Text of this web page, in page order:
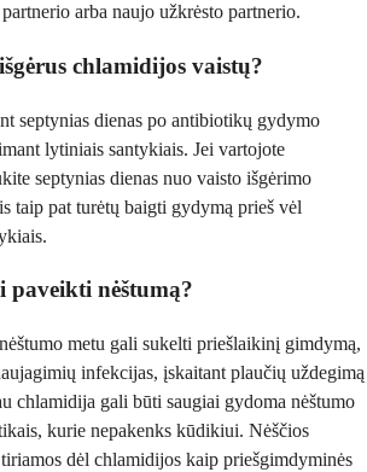
arba naujo užkrėsto partnerio.
chlamidijos vaistų?
septynias dienas po antibiotikų gydymo
lytiniais santykiais. Jei vartojote
septynias dienas nuo vaisto išgėrimo
taip pat turėtų baigti gydymą prieš vėl
nėštumą?
metu gali sukelti priešlaikinį gimdymą,
infekcijas, įskaitant plaučių uždegimą
chlamidija gali būti saugiai gydoma nėštumo
kurie nepakenks kūdikiui. Nėščios
dėl chlamidijos kaip priešgimdyminės